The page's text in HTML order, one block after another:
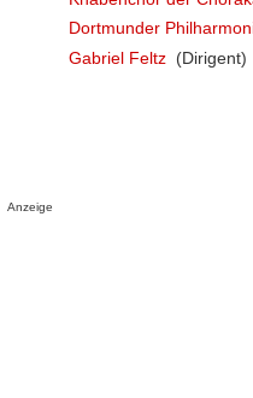
Dortmunder
Gabriel Feltz (Dirigent)
Anzeige